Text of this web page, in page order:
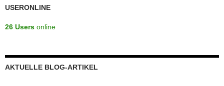
USERONLINE
26 Users online
AKTUELLE BLOG-ARTIKEL